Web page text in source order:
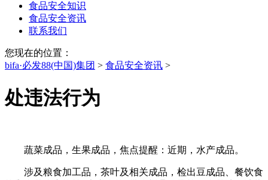
食品安全知识
食品安全资讯
联系我们
您现在的位置：
bifa·必发88(中国)集团 > 食品安全资讯 >
处违法行为
蔬菜成品，生果成品，焦点提醒：近期，水产成品。
涉及粮食加工品，茶叶及相关成品，检出豆成品、餐饮食